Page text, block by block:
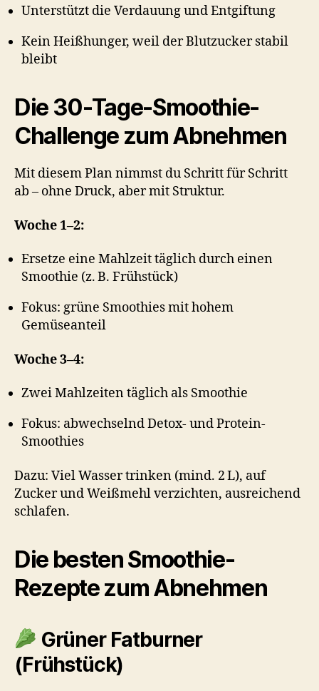
Unterstützt die Verdauung und Entgiftung
Kein Heißhunger, weil der Blutzucker stabil
bleibt
Die 30-Tage-Smoothie-
Challenge zum Abnehmen
Mit diesem Plan nimmst du Schritt für Schritt
ab – ohne Druck, aber mit Struktur.
Woche 1–2:
Ersetze eine Mahlzeit täglich durch einen
Smoothie (z. B. Frühstück)
Fokus: grüne Smoothies mit hohem
Gemüseanteil
Woche 3–4:
Zwei Mahlzeiten täglich als Smoothie
Fokus: abwechselnd Detox- und Protein-
Smoothies
Dazu: Viel Wasser trinken (mind. 2 L), auf
Zucker und Weißmehl verzichten, ausreichend
schlafen.
Die besten Smoothie-
Rezepte zum Abnehmen
Grüner Fatburner
(Frühstück)